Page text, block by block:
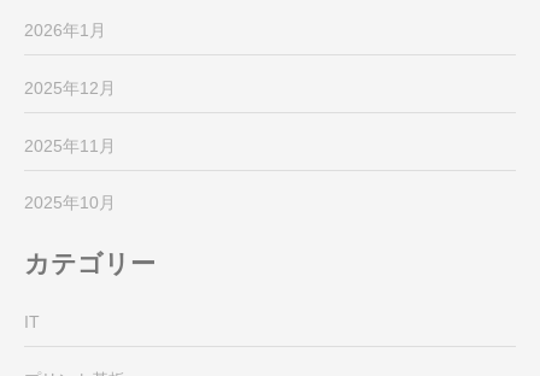
2026年1月
2025年12月
2025年11月
2025年10月
カテゴリー
IT